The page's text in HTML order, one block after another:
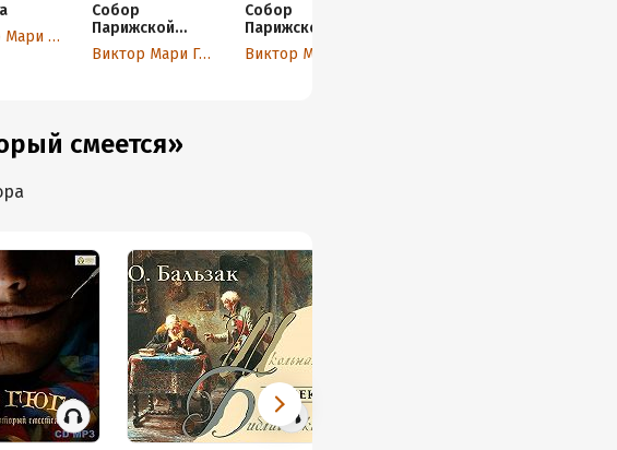
Виктор Мари Гюго
Собор
Парижской
Богоматери
Виктор Мари Гюго
Собор
Парижской
Богоматери /
Notre-Dame de
смеется»